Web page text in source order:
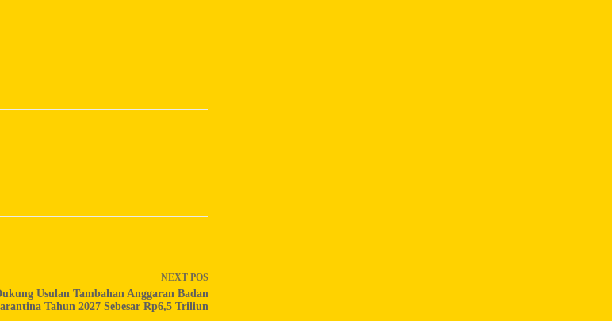
NEXT POS
Usulan Tambahan Anggaran Badan
Tahun 2027 Sebesar Rp6,5 Triliun